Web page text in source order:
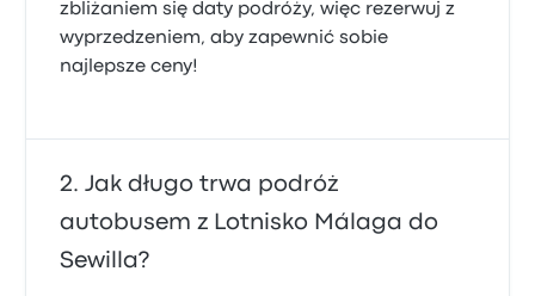
zbliżaniem się daty podróży, więc rezerwuj z
wyprzedzeniem, aby zapewnić sobie
najlepsze ceny!
Jak długo trwa podróż
autobusem z Lotnisko Málaga do
Sewilla?